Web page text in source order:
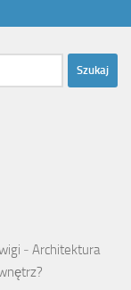
- Architektura